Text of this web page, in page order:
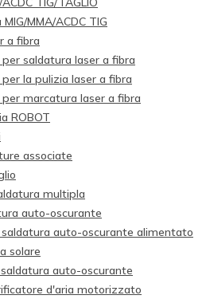
MMA/ACDC TIG
a fibra
per saldatura laser a fibra
per la pulizia laser a fibra
per marcatura laser a fibra
ROBOT
associate
multipla
auto-oscurante
saldatura auto-oscurante alimentato
solare
auto-oscurante
d'aria motorizzato